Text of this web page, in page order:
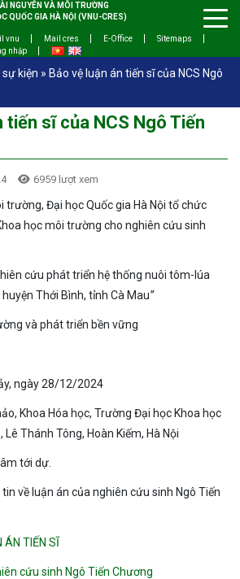
NGUYÊN VÀ MÔI TRƯỜNG
QUỐC GIA HÀ NỘI (VNU-CRES)
vnu Mail cres E-Office
Sitemaps
nhập
kiện » Bảo vệ luận án tiến sĩ của NCS Ngô
tiến sĩ của NCS Ngô Tiến
6959 lượt xem
trường, Đại học Quốc gia Hà Nội tổ chức
học môi trường cho nghiên cứu sinh
cứu phát triển hệ thống nuôi tôm-lúa
Thới Bình, tỉnh Cà Mau”
và phát triển bền vững
ngày 28/12/2024
Khoa Hóa học, Trường Đại học Khoa học
Lê Thánh Tông, Hoàn Kiếm, Hà Nội
tới dự.
về luận án của nghiên cứu sinh Ngô Tiến
ÁN TIẾN SĨ
cứu sinh Ngô Tiến Chương